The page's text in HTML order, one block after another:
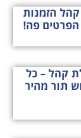
הזמנות
הפרטים פה!
קהל – כל
תור מהיר